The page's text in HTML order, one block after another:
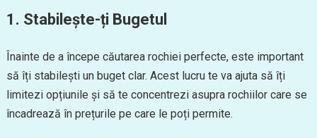
1. Stabilește-ți Bugetul
Înainte de a începe căutarea rochiei perfecte, este important
să îți stabilești un buget clar. Acest lucru te va ajuta să îți
limitezi opțiunile și să te concentrezi asupra rochiilor care se
încadrează în prețurile pe care le poți permite.